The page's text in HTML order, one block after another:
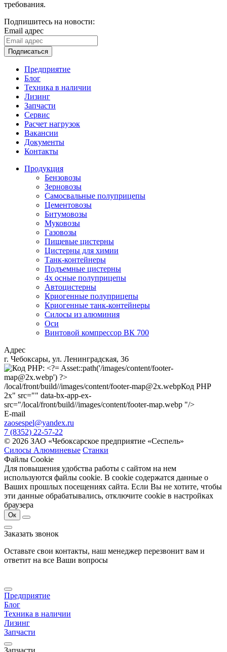
требования.
Подпишитесь на новости:
Email адрес
Подписаться
Предприятие
Блог
Техника в наличии
Лизинг
Запчасти
Сервис
Расчет нагрузок
Вакансии
Документы
Контакты
Продукция
Бензовозы
Зерновозы
Самосвальные полуприцепы
Цементовозы
Битумовозы
Муковозы
Газовозы
Пищевые цистерны
Цистерны для химии
Танк-контейнеры
Подъемные цистерны
4х осные полуприцепы
Автоцистерны
Криогенные полуприцепы
Криогенные танк-контейнеры
Силосы из алюминия
Оси
Винтовой компрессор ВК 700
Адрес
г. Чебоксары, ул. Ленинградская, 36
/local/front/build//images/content/footer-map@2x.webpКод PHP
2x" src="" data-bx-app-ex-
src="/local/front/build//images/content/footer-map.webp "/>
E-mail
zaosespel@yandex.ru
7 (8352) 22-57-22
© 2026 ЗАО «Чебоксарское предприятие «Сеспель»
Силосы Алюминевые Станки
Файлы Cookie
Для повышения удобства работы с сайтом на нем
используются файлы cookie. В cookie содержатся данные о
Ваших прошлых посещениях сайта. Если Вы не хотите, чтобы
эти данные обрабатывались, отключите cookie в настройках
браузера
Ок
Заказать звонок
Оставьте свои контакты, наш менеджер перезвонит вам и
ответит на все Ваши вопросы
Предприятие
Блог
Техника в наличии
Лизинг
Запчасти
Запчасти